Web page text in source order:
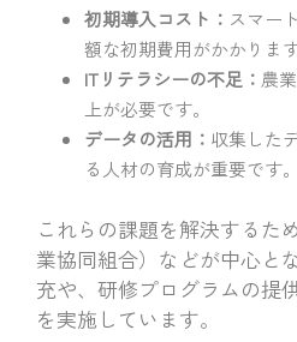
初期導入コスト： スマー
額な初期費用がかかります
ITリテラシーの不足： 農
上が必要です。
データの活用： 収集した
る人材の育成が重要です。
これらの課題を解決するた
業協同組合）などが中心と
充や、研修プログラムの提
を実施しています。